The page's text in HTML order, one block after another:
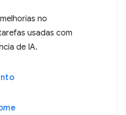
no
usadas com
de IA.